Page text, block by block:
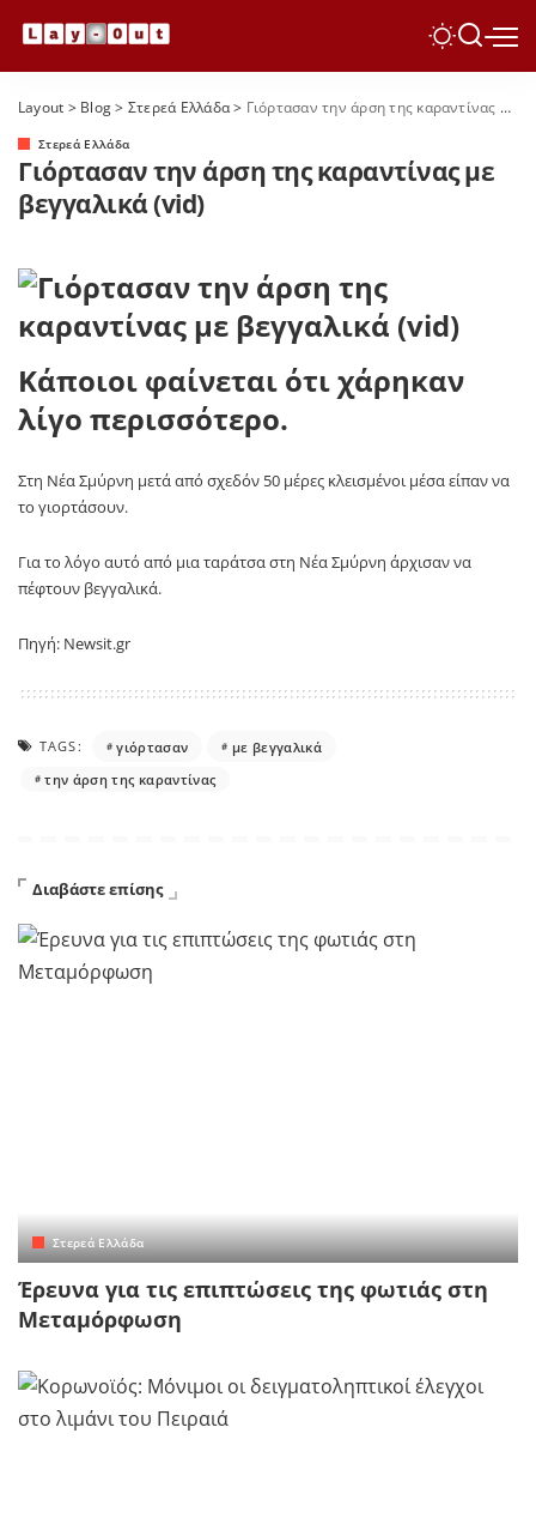
Layout > Blog> Στερεά Ελλάδα> Γιόρτασαν την άρση της καραντίνας με βεγγαλικά (vid)
Στερεά Ελλάδα
Γιόρτασαν την άρση της καραντίνας με
βεγγαλικά (vid)
Κάποιοι φαίνεται ότι χάρηκαν
λίγο περισσότερο.
Στη Νέα Σμύρνη μετά από σχεδόν 50 μέρες κλεισμένοι μέσα είπαν να
το γιορτάσουν.
Για το λόγο αυτό από μια ταράτσα στη Νέα Σμύρνη άρχισαν να
πέφτουν βεγγαλικά.
Πηγή: Newsit.gr
TAGS: γιόρτασαν
με βεγγαλικά
την άρση της καραντίνας
Διαβάστε επίσης
Στερεά Ελλάδα
Έρευνα για τις επιπτώσεις της φωτιάς στη
Μεταμόρφωση